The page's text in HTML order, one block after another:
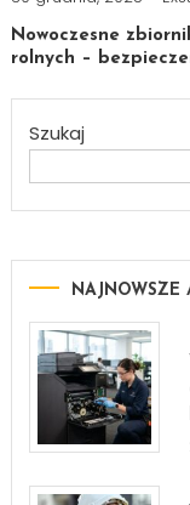
Nowoczesne
rolnych –
Szukaj
NAJNOWSZE